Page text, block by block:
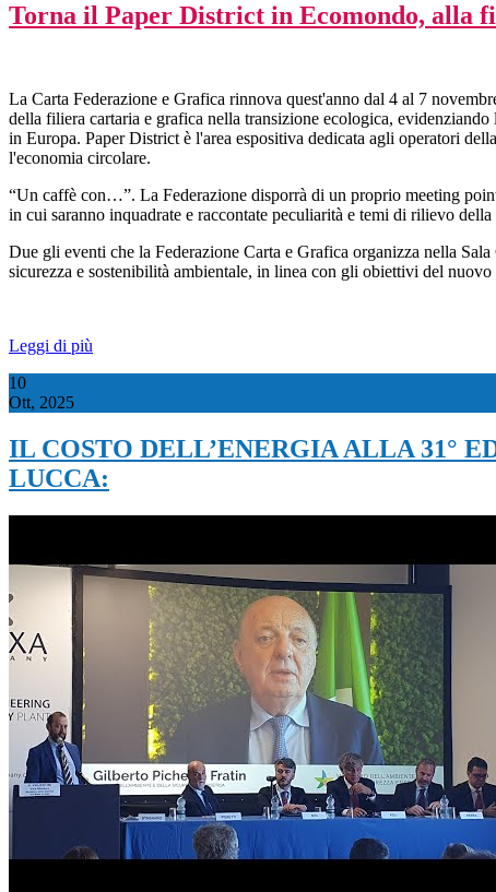
Torna il Paper District in Ecomondo, alla
La Carta Federazione e Grafica rinnova quest'anno dal 4 al 7
della filiera cartaria e grafica nella transizione ecologica,
in Europa. Paper District è l'area espositiva dedicata agli operatori
l'economia circolare.
“Un caffè con…”. La Federazione disporrà di un proprio meeting
in cui saranno inquadrate e raccontate peculiarità e temi di rilievo
Due gli eventi che la Federazione Carta e Grafica organizza nella
sicurezza e sostenibilità ambientale, in linea con gli obiettivi del
Leggi di più
10
Ott, 2025
IL COSTO DELL’ENERGIA ALLA 31°
LUCCA: